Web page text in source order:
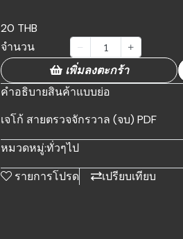
20 THB
จำนวน
เพิ่มลงตะกร้า
คำอธิบายสินค้าแบบย่อ
เจโก้ สายตรวจจักรวาล (จบ) PDF
หมวดหมู่:ทั่วๆไป
รายการโปรด
เปรียบเทียบ